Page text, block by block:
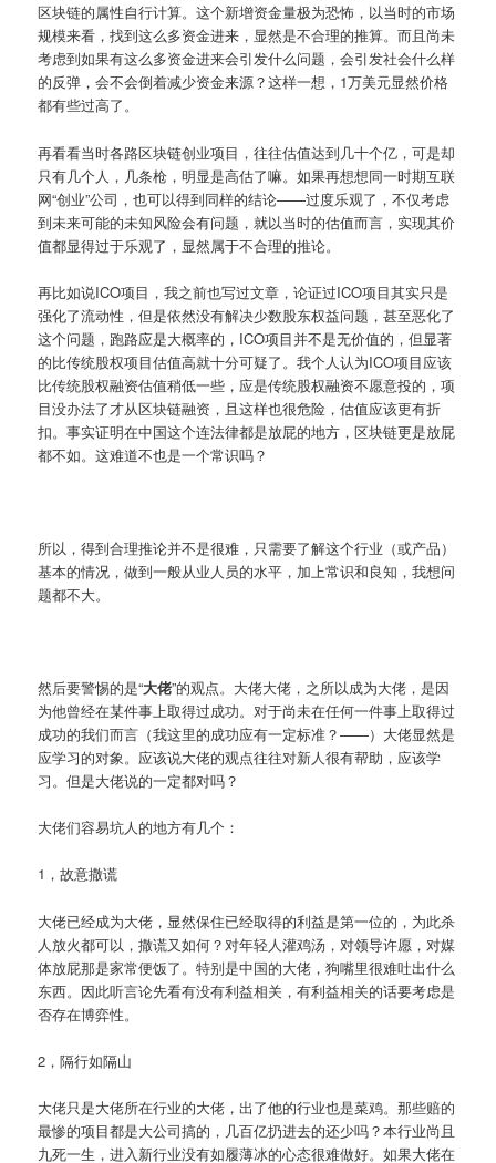
区块链的属性自行计算。这个新增资金量极为恐怖，以当时的市场
规模来看，找到这么多资金进来，显然是不合理的推算。而且尚未
考虑到如果有这么多资金进来会引发什么问题，会引发社会什么样
的反弹，会不会倒着减少资金来源？这样一想，1万美元显然价格
都有些过高了。
再看看当时各路区块链创业项目，往往估值达到几十个亿，可是却
只有几个人，几条枪，明显是高估了嘛。如果再想想同一时期互联
网“创业”公司，也可以得到同样的结论——过度乐观了，不仅考虑
到未来可能的未知风险会有问题，就以当时的估值而言，实现其价
值都显得过于乐观了，显然属于不合理的推论。
再比如说ICO项目，我之前也写过文章，论证过ICO项目其实只是
强化了流动性，但是依然没有解决少数股东权益问题，甚至恶化了
这个问题，跑路应是大概率的，ICO项目并不是无价值的，但显著
的比传统股权项目估值高就十分可疑了。我个人认为ICO项目应该
比传统股权融资估值稍低一些，应是传统股权融资不愿意投的，项
目没办法了才从区块链融资，且这样也很危险，估值应该更有折
扣。事实证明在中国这个连法律都是放屁的地方，区块链更是放屁
都不如。这难道不也是一个常识吗？
所以，得到合理推论并不是很难，只需要了解这个行业（或产品）
基本的情况，做到一般从业人员的水平，加上常识和良知，我想问
题都不大。
然后要警惕的是“大佬”的观点。大佬大佬，之所以成为大佬，是因
为他曾经在某件事上取得过成功。对于尚未在任何一件事上取得过
成功的我们而言（我这里的成功应有一定标准？——）大佬显然是
应学习的对象。应该说大佬的观点往往对新人很有帮助，应该学
习。但是大佬说的一定都对吗？
大佬们容易坑人的地方有几个：
1，故意撒谎
大佬已经成为大佬，显然保住已经取得的利益是第一位的，为此杀
人放火都可以，撒谎又如何？对年轻人灌鸡汤，对领导许愿，对媒
体放屁那是家常便饭了。特别是中国的大佬，狗嘴里很难吐出什么
东西。因此听言论先看有没有利益相关，有利益相关的话要考虑是
否存在博弈性。
2，隔行如隔山
大佬只是大佬所在行业的大佬，出了他的行业也是菜鸡。那些赔的
最惨的项目都是大公司搞的，几百亿扔进去的还少吗？本行业尚且
九死一生，进入新行业没有如履薄冰的心态很难做好。如果大佬在